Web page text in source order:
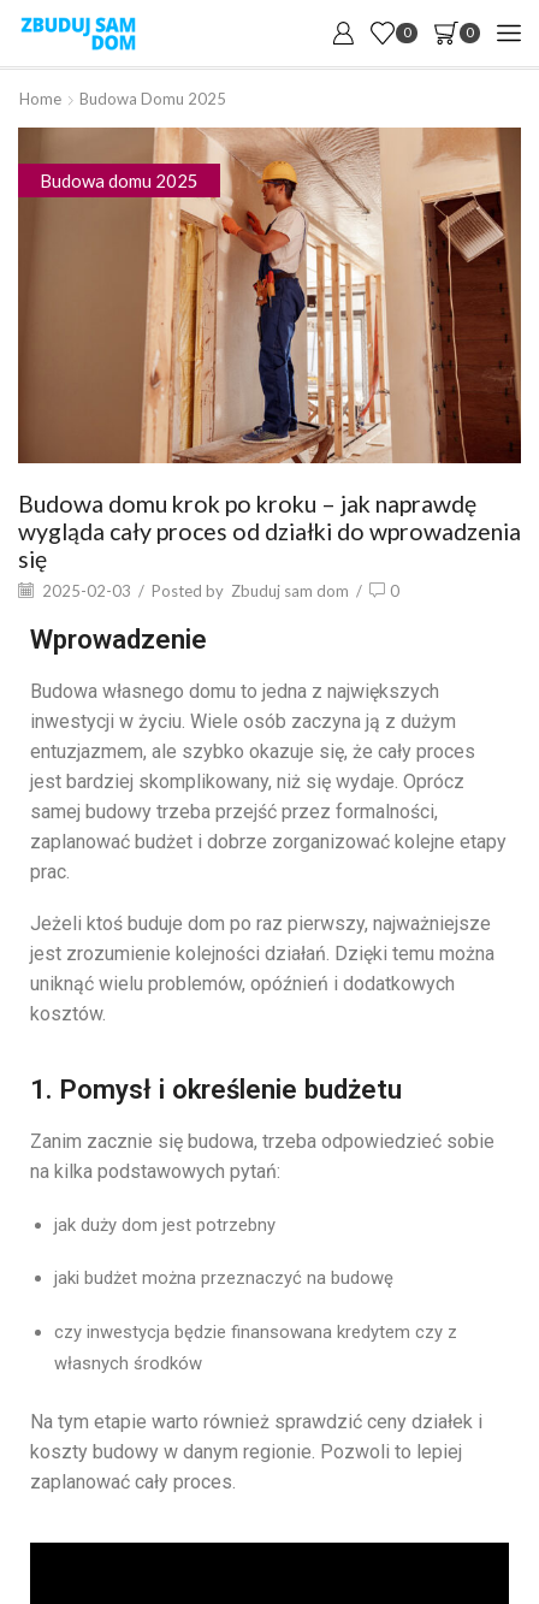
0 0
Home Budowa Domu 2025
Budowa domu 2025
Budowa domu krok po kroku – jak naprawdę
wygląda cały proces od działki do wprowadzenia
się
2025-02-03 / Posted by Zbuduj sam dom / 0
Wprowadzenie
Budowa własnego domu to jedna z największych
inwestycji w życiu. Wiele osób zaczyna ją z dużym
entuzjazmem, ale szybko okazuje się, że cały proces
jest bardziej skomplikowany, niż się wydaje. Oprócz
samej budowy trzeba przejść przez formalności,
zaplanować budżet i dobrze zorganizować kolejne etapy
prac.
Jeżeli ktoś buduje dom po raz pierwszy, najważniejsze
jest zrozumienie kolejności działań. Dzięki temu można
uniknąć wielu problemów, opóźnień i dodatkowych
kosztów.
1. Pomysł i określenie budżetu
Zanim zacznie się budowa, trzeba odpowiedzieć sobie
na kilka podstawowych pytań:
jak duży dom jest potrzebny
jaki budżet można przeznaczyć na budowę
czy inwestycja będzie finansowana kredytem czy z
własnych środków
Na tym etapie warto również sprawdzić ceny działek i
koszty budowy w danym regionie. Pozwoli to lepiej
zaplanować cały proces.